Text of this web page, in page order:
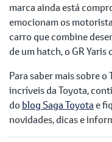
marca ainda está
emocionam os
carro que combine
de um hatch, o GR
Para saber mais sobre
incríveis da Toyota,
do blog Saga Toyotae
novidades, dicas e